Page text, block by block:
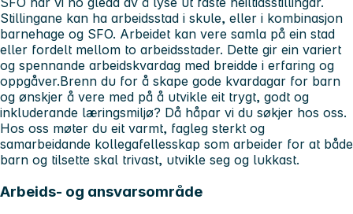
Stillingane kan ha arbeidsstad i skule, eller i kombinasjon
barnehage og SFO. Arbeidet kan vere samla på ein stad
eller fordelt mellom to arbeidsstader. Dette gir ein variert
og spennande arbeidskvardag med breidde i erfaring og
oppgåver.Brenn du for å skape gode kvardagar for barn
og ønskjer å vere med på å utvikle eit trygt, godt og
inkluderande læringsmiljø? Då håpar vi du søkjer hos oss.
Hos oss møter du eit varmt, fagleg sterkt og
samarbeidande kollegafellesskap som arbeider for at både
barn og tilsette skal trivast, utvikle seg og lukkast.
Arbeids- og ansvarsområde